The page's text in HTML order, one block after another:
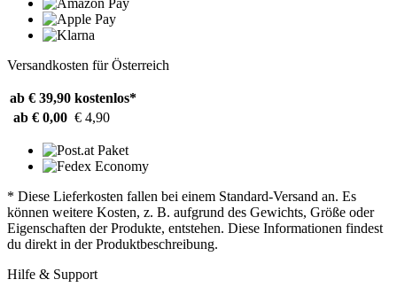
Versandkosten für Österreich
ab € 39,90 kostenlos*
ab € 0,00 € 4,90
* Diese Lieferkosten fallen bei einem Standard-Versand an. Es
können weitere Kosten, z. B. aufgrund des Gewichts, Größe oder
Eigenschaften der Produkte, entstehen. Diese Informationen findest
du direkt in der Produktbeschreibung.
Hilfe & Support